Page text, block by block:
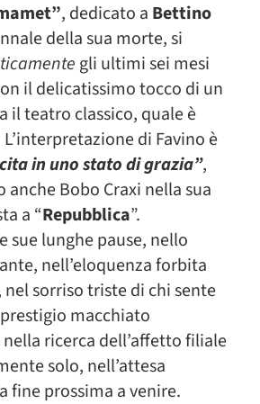
, dedicato a Bettino
della sua morte, si
gli ultimi sei mesi
il delicatissimo tocco di un
il teatro classico, quale è
L’interpretazione di Favino è
in uno stato di grazia”,
Bobo Craxi nella sua
a “Repubblica”.
sue lunghe pause, nello
nell’eloquenza forbita
nel sorriso triste di chi sente
macchiato
ricerca dell’affetto filiale
solo, nell’attesa
fine prossima a venire.